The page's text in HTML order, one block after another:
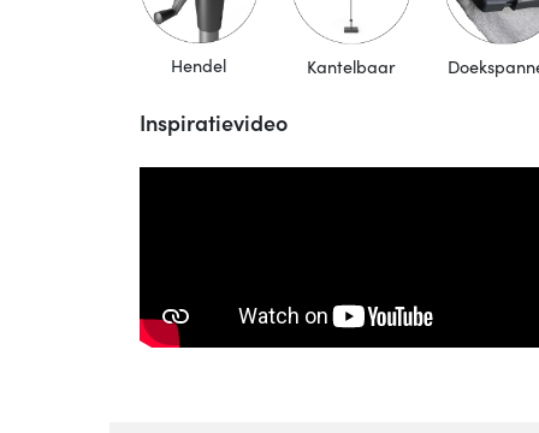
Hendel Kantelbaar
Inspiratievideo